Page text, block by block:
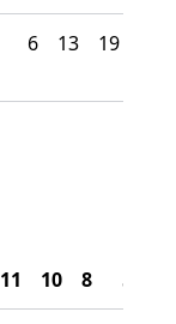
6 13 19
11 10 8 5